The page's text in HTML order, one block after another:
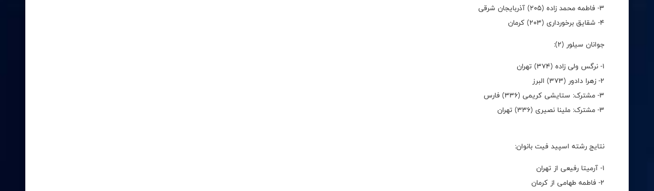
۳- فاطمه محمد زاده (۲۰۵) آذربایجان شرقی
۴- شقایق برخورداری (۲۰۳) کرمان
جوانان سیلور (۲):
۱- نرگس ولی زاده (۳۷۴) تهران
۲- زهرا دادور (۳۷۳) البرز
۳- مشترک: ستایشی کریمی (۳۳۶) فارس
۳- مشترک: ملینا نصیری (۳۳۶) تهران
نتایج رشته اسپید فیت بانوان:
۱- آرمیتا رفیعی از تهران
۲- فاطمه طهامی از کرمان